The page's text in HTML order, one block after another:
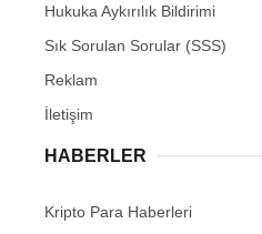
Hukuka Aykırılık Bildirimi
Sık Sorulan Sorular (SSS)
Reklam
İletişim
HABERLER
Kripto Para Haberleri